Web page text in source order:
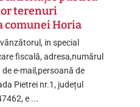
terenuri
comunei Horia
in special
fiscală, adresa,numărul
e-mail,persoană de
Pietrei nr.1, județul
e ...